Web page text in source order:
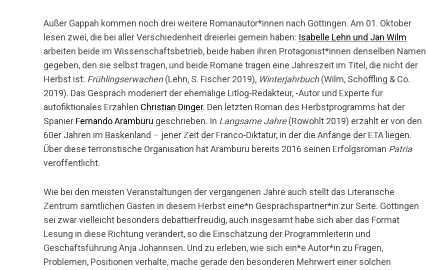
Außer Gappah kommen noch drei weitere Romanautor*innen nach Göttingen. Am 01. Oktober
lesen zwei, die bei aller Verschiedenheit dreierlei gemein haben: Isabelle Lehn und Jan Wilm
arbeiten beide im Wissenschaftsbetrieb, beide haben ihren Protagonist*innen denselben Namen
gegeben, den sie selbst tragen, und beide Romane tragen eine Jahreszeit im Titel, die nicht der
Herbst ist: Frühlingserwachen(Lehn, S. Fischer 2019), Winterjahrbuch(Wilm, Schöffling & Co.
2019). Das Gespräch moderiert der ehemalige Litlog-Redakteur, -Autor und Experte für
autofiktionales Erzählen Christian Dinger. Den letzten Roman des Herbstprogramms hat der
Spanier Fernando Aramburu geschrieben. In Langsame Jahre(Rowohlt 2019) erzählt er von den
60er Jahren im Baskenland – jener Zeit der Franco-Diktatur, in der die Anfänge der ETA liegen.
Über diese terroristische Organisation hat Aramburu bereits 2016 seinen Erfolgsroman Patria
veröffentlicht.
Wie bei den meisten Veranstaltungen der vergangenen Jahre auch stellt das Literarische
Zentrum sämtlichen Gästen in diesem Herbst eine*n Gesprächspartner*in zur Seite. Göttingen
sei zwar vielleicht besonders debattierfreudig, auch insgesamt habe sich aber das Format
Lesung in diese Richtung verändert, so die Einschätzung der Programmleiterin und
Geschäftsführung Anja Johannsen. Und zu erleben, wie sich ein*e Autor*in zu Fragen,
Problemen, Positionen verhalte, mache gerade den besonderen Mehrwert einer solchen